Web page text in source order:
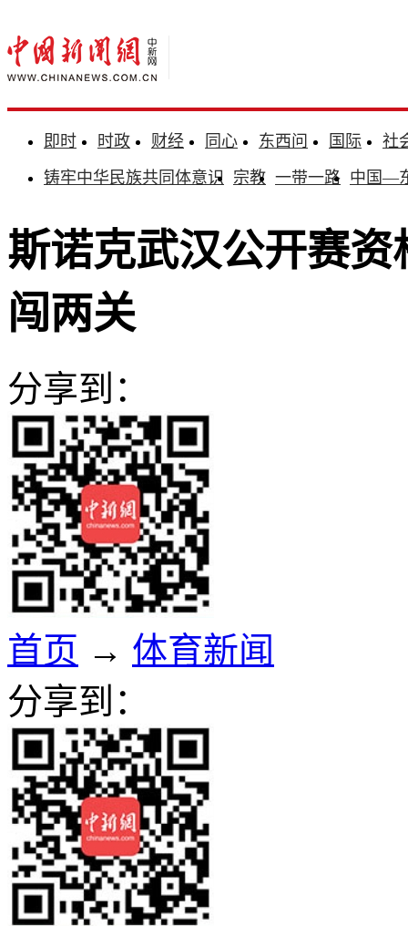
即时 时政 财经 同心 东西问 国际
社
铸牢中华民族共同体意识 宗教 一带一路 中国—
斯诺克武汉公开赛
闯两关
分享到：
首页 → 体育新闻
分享到：